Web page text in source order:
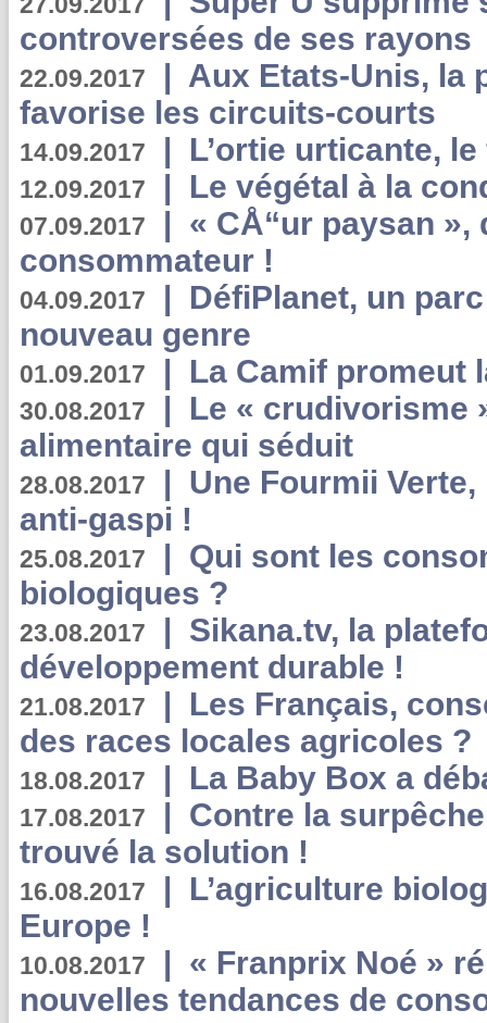
controversées de ses rayons
22.09.2017 | Aux Etats-Unis, la
favorise les circuits-courts
14.09.2017 | L’ortie urticante,
12.09.2017 | Le végétal à la
07.09.2017 | « CÅ“ur paysan
consommateur !
04.09.2017 | DéfiPlanet, un
nouveau genre
01.09.2017 | La Camif promeut
30.08.2017 | Le « crudivorisme
alimentaire qui séduit
28.08.2017 | Une Fourmii
anti-gaspi !
25.08.2017 | Qui sont les
biologiques ?
23.08.2017 | Sikana.tv, la
développement durable !
21.08.2017 | Les Français,
des races locales agricoles ?
18.08.2017 | La Baby Box a
17.08.2017 | Contre la
trouvé la solution !
16.08.2017 | L’agriculture
Europe !
10.08.2017 | « Franprix Noé »
nouvelles tendances de